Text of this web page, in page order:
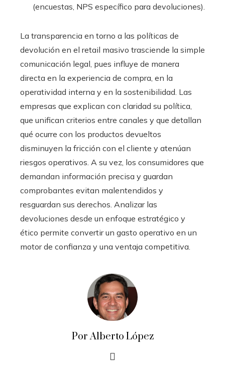
(encuestas, NPS específico para devoluciones).
La transparencia en torno a las políticas de
devolución en el retail masivo trasciende la simple
comunicación legal, pues influye de manera
directa en la experiencia de compra, en la
operatividad interna y en la sostenibilidad. Las
empresas que explican con claridad su política,
que unifican criterios entre canales y que detallan
qué ocurre con los productos devueltos
disminuyen la fricción con el cliente y atenúan
riesgos operativos. A su vez, los consumidores que
demandan información precisa y guardan
comprobantes evitan malentendidos y
resguardan sus derechos. Analizar las
devoluciones desde un enfoque estratégico y
ético permite convertir un gasto operativo en un
motor de confianza y una ventaja competitiva.
Por Alberto López